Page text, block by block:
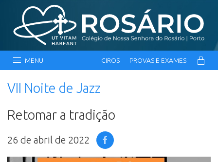
MENU CIROS PROVAS E EXAMES
VII Noite de Jazz
Retomar a tradição
26 de abril de 2022